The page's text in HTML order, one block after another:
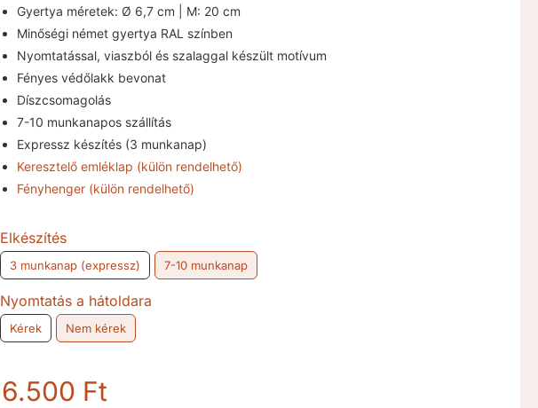
9.000 Ft
Gyertya méretek: Ø 6,7 cm | M: 20 cm
Minőségi német gyertya RAL színben
Nyomtatással, viaszból és szalaggal készült motívum
Fényes védőlakk bevonat
Díszcsomagolás
7-10 munkanapos szállítás
Expressz készítés (3 munkanap)
Keresztelő emléklap (külön rendelhető)
Fényhenger (külön rendelhető)
Elkészítés
3 munkanap (expressz) 7-10 munkanap
Nyomtatás a hátoldara
Kérek Nem kérek
6.500 Ft